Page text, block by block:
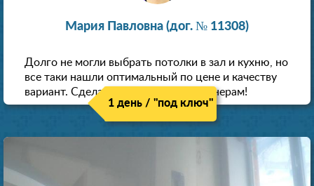
Мария Павловна (дог. № 11308)
Долго не могли выбрать потолки в зал и кухню, но
все таки нашли оптимальный по цене и качеству
вариант. Сделали скидку как пенсионерам!
1 день / "под ключ"